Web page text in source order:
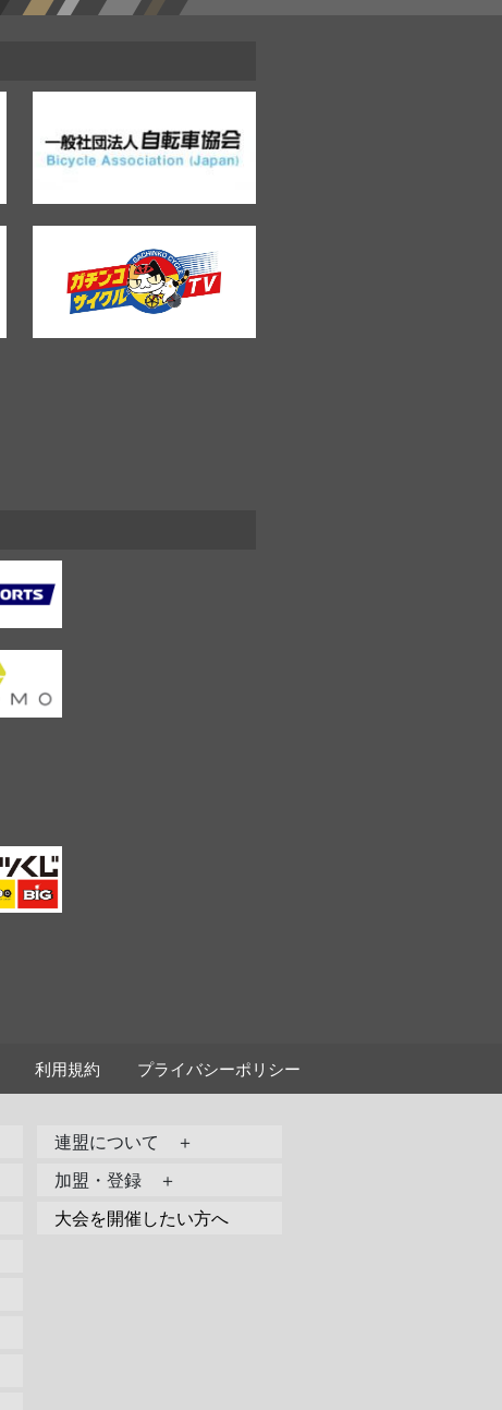
利用規約 プライバシーポリシー
連盟について ＋
加盟・登録 ＋
大会を開催したい方へ